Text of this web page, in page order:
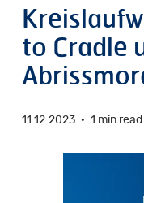
to Cradle
11.12.2023 1 min read